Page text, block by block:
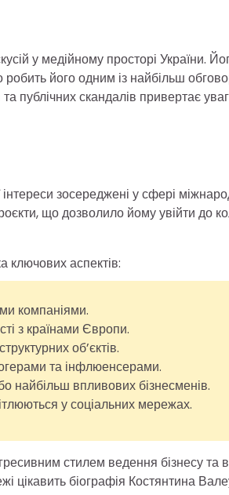
у медійному просторі України.
робить його одним із найбільш
публічних скандалів привертає
зосереджені у сфері
що дозволило йому увійти до
ключових аспектів:
компаніями.
з країнами Європи.
об’єктів.
та інфлюенсерами.
найбільш впливових бізнесменів.
у соціальних мережах.
стилем ведення бізнесу та
цікавить біографія Костянтина